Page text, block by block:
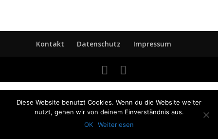
Kontakt Datenschutz Impressum
Diese Website benutzt Cookies. Wenn du die Website weiter
nutzt, gehen wir von deinem Einverständnis aus.
OK
Weiterlesen